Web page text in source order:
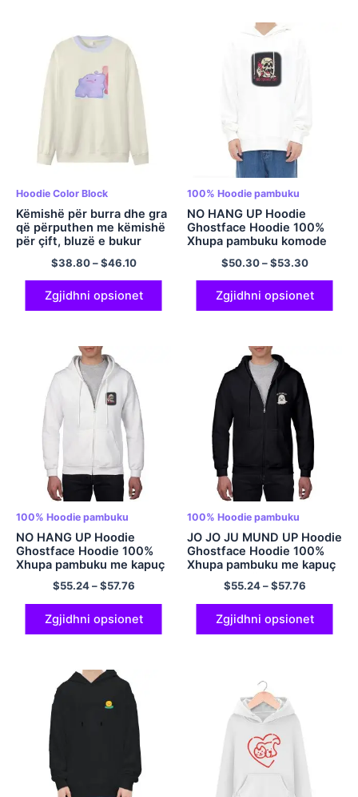
Hoodie Color Block
Këmishë për burra dhe gra
që përputhen me këmishë
për çift, bluzë e bukur
Kirbi, pa kapuç, bluzë
komforte poliestër me
mëngë të gjata, bluzë e
përmasave të mëdha,
këmishë më të mirë të
$38.80–$46.10
Zgjidhni opsionet
100% Hoodie pambuku
NO HANG UP Hoodie
Ghostface Hoodie 100%
Xhupa pambuku komode
me kapuç pulovër me
kapuç për burra dhe gra
$50.30–$53.30
Zgjidhni opsionet
100% Hoodie pambuku
NO HANG UP Hoodie
Ghostface Hoodie 100%
Xhupa pambuku me kapuç
me kapuç me kapuç për
burra dhe gra
$55.24–$57.76
Zgjidhni opsionet
100% Hoodie pambuku
JO JO JU MUND UP Hoodie
Ghostface Hoodie 100%
Xhupa pambuku me kapuç
me kapuç për burra dhe
gra për Halloween Hoodie
shumëngjyrëshe
$55.24–$57.76
Zgjidhni opsionet